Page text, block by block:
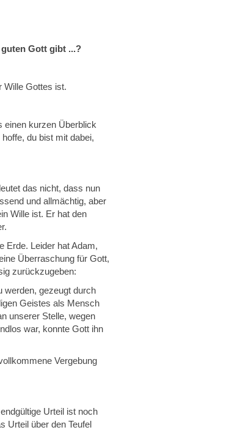
Gott gibt ...?
Wille Gottes ist.
einen kurzen Überblick
du bist mit dabei,
das nicht, dass nun
und allmächtig, aber
Wille ist. Er hat den
Erde. Leider hat Adam,
Überraschung für Gott,
zurückzugeben:
werden, gezeugt durch
Geistes als Mensch
unserer Stelle, wegen
war, konnte Gott ihn
Vergebung
Urteil ist noch
Urteil über den Teufel